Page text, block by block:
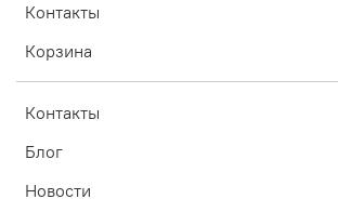
Контакты
Корзина
Контакты
Блог
Новости